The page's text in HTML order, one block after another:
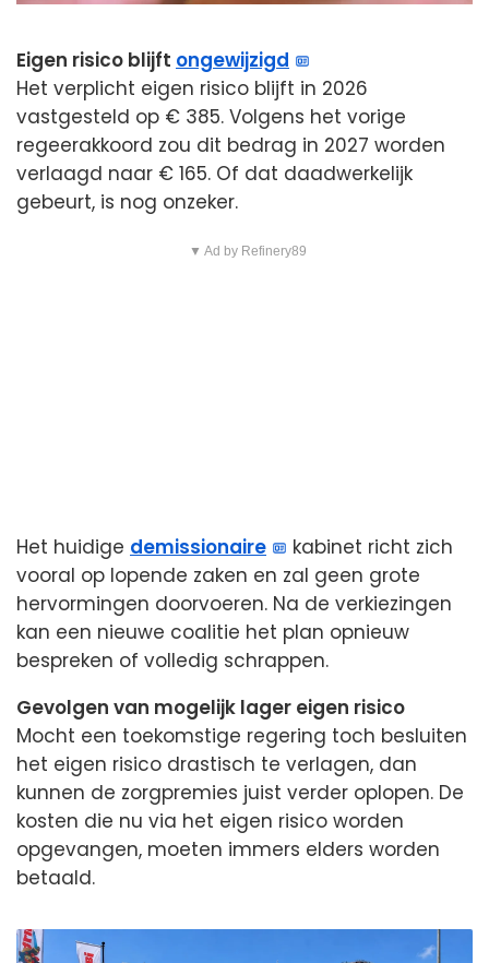
Eigen risico blijft ongewijzigd
Het verplicht eigen risico blijft in 2026
vastgesteld op € 385. Volgens het vorige
regeerakkoord zou dit bedrag in 2027 worden
verlaagd naar € 165. Of dat daadwerkelijk
gebeurt, is nog onzeker.
▼ Ad by Refinery89
Het huidige demissionaire
kabinet richt zich
vooral op lopende zaken en zal geen grote
hervormingen doorvoeren. Na de verkiezingen
kan een nieuwe coalitie het plan opnieuw
bespreken of volledig schrappen.
Gevolgen van mogelijk lager eigen risico
Mocht een toekomstige regering toch besluiten
het eigen risico drastisch te verlagen, dan
kunnen de zorgpremies juist verder oplopen. De
kosten die nu via het eigen risico worden
opgevangen, moeten immers elders worden
betaald.